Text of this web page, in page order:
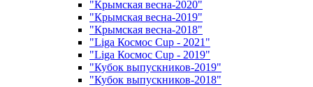
"Крымская весна-2020"
"Крымская весна-2019"
"Крымская весна-2018"
"Liga Космос Cup - 2021"
"Liga Космос Cup - 2019"
"Кубок выпускников-2019"
"Кубок выпускников-2018"